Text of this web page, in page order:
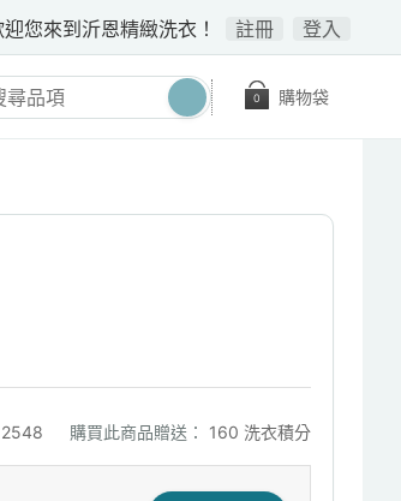
迎您來到沂恩精緻洗衣！ 註冊 登入
購物袋
0
購買此商品贈送： 160 洗衣積分